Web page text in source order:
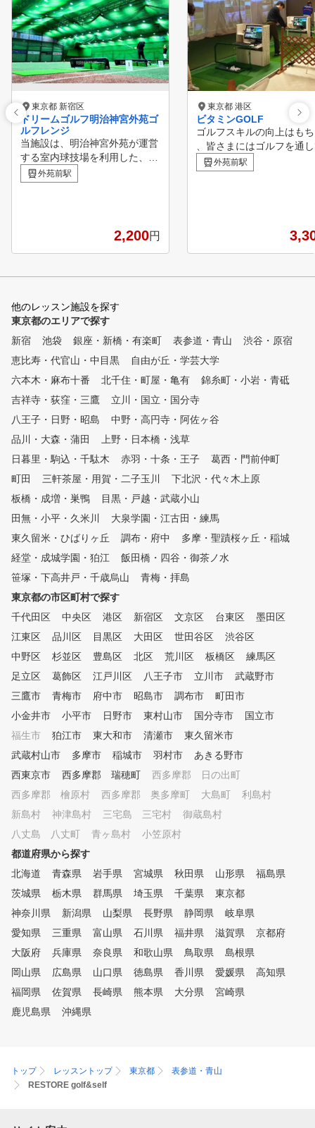
東京都 新宿区
ドリームゴルフ明治神宮外苑ゴ
ルフレンジ
当施設は、明治神宮外苑が運営
する室内球技場を利用した、朝
限定（朝5:00～朝9:00）／会員
制のゴルフ練習施設です。 完
い広々した空間で本格的な練習
をお楽しみいただけます。 都
ているため、お車でお越しいた
だけます。 お仕事前／ご予定
の前／ラウンドの前に、ぜひご
利用ください。 ※電車（徒歩
）／自転車／バイクでもお越し
いただけます。
外苑前駅
2,200円
東京都 港区
ビタミンGOLF
ゴルフスキルの向上はも
、皆さまにはゴルフを通
身ともに健康で美しくあ
しいと私たちは考えてい
添い、最適な指導を行っ
ます。 また、スウィング
てまいりました。 初心者
験者問わず、皆さまのレ
りやすい言葉で指導を心
います。
外苑前駅
他のレッスン施設を探す
東京都のエリアで探す
新宿
池袋 銀座・新橋・有楽町 表参道・青山
渋谷・原宿
恵比寿・代官山・中目黒
自由が丘・学芸大学
六本木・麻布十番
北千住・町屋・亀有
錦糸町・小岩・青砥
吉祥寺・荻窪・三鷹
立川・国立・国分寺
八王子・日野・昭島
中野・高円寺・阿佐ヶ谷
品川・大森・蒲田
上野・日本橋・浅草
日暮里・駒込・千駄木
赤羽・十条・王子
葛西・門前仲町
町田
三軒茶屋・用賀・二子玉川
下北沢・代々木上原
板橋・成増・巣鴨
目黒・戸越・武蔵小山
田無・小平・久米川
大泉学園・江古田・練馬
東久留米・ひばりヶ丘
調布・府中
多摩・聖蹟桜ヶ丘・稲城
経堂・成城学園・狛江
飯田橋・四谷・御茶ノ水
笹塚・下高井戸・千歳烏山
青梅・拝島
東京都の市区町村で探す
千代田区
中央区 港区 新宿区 文京区 台東区
墨田区
江東区
品川区 目黒区 大田区 世田谷区
渋谷区
中野区
杉並区 豊島区 北区 荒川区 板橋区
練馬区
足立区
葛飾区 江戸川区 八王子市 立川市
武蔵野市
三鷹市
青梅市 府中市 昭島市 調布市
町田市
小金井市
小平市 日野市 東村山市 国分寺市
国立市
福生市
狛江市 東大和市 清瀬市
東久留米市
武蔵村山市
多摩市 稲城市 羽村市
あきる野市
西東京市
西多摩郡 瑞穂町
西多摩郡 日の出町
西多摩郡 檜原村
西多摩郡 奥多摩町 大島町
利島村
新島村
神津島村 三宅島 三宅村
御蔵島村
八丈島 八丈町
青ヶ島村
小笠原村
都道府県から探す
北海道
青森県 岩手県 宮城県 秋田県 山形県
福島県
茨城県
栃木県 群馬県 埼玉県 千葉県
東京都
神奈川県
新潟県 山梨県 長野県 静岡県
岐阜県
愛知県
三重県 富山県 石川県 福井県 滋賀県
京都府
大阪府
兵庫県 奈良県 和歌山県 鳥取県
島根県
岡山県
広島県 山口県 徳島県 香川県 愛媛県
高知県
福岡県
佐賀県 長崎県 熊本県 大分県
宮崎県
鹿児島県
沖縄県
トップ レッスントップ 東京都
表参道・青山
RESTORE golf&self